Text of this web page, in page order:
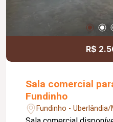
locatário. Entre em
informações e agende
R$
Sala comercial
Fundinho
Fundinho - Uberlândia/